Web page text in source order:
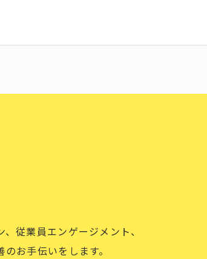
従業員エンゲージメント、
お手伝いをします。